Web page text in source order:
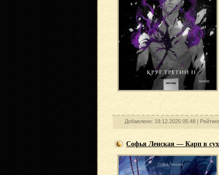
Добавлено: 19.12.2025 05:48 |
Софья Ленская — Карп в